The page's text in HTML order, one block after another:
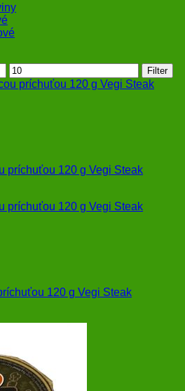
Maximálna
cena
Filter
príchuťou 120 g Vegi Steak
120 g Vegi Steak